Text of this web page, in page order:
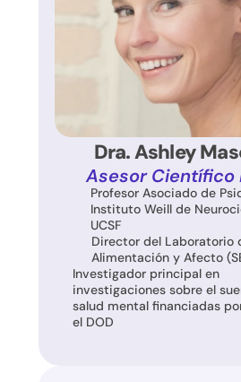
Dra. Ashley
Asesor Científico
Profesor Asociado de
Instituto Weill de
UCSF
Director del Laboratorio
Alimentación y Afecto
Investigador principal en
investigaciones sobre el
salud mental financiadas
el DOD